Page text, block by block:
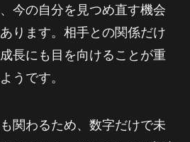
今の自分を見つめ直す機会
ります。相手との関係だけ
長にも目を向けることが重
うです。
関わるため、数字だけで未